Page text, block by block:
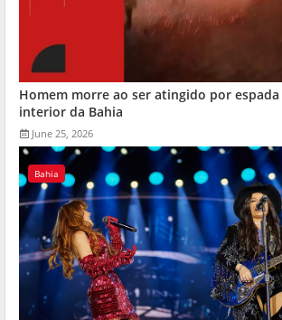
Homem morre ao ser atingido por
interior da Bahia
June 25, 2026
Bahia